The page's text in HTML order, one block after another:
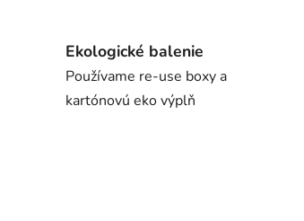
Ekologické balenie
Používame re-use boxy a
kartónovú eko výplň